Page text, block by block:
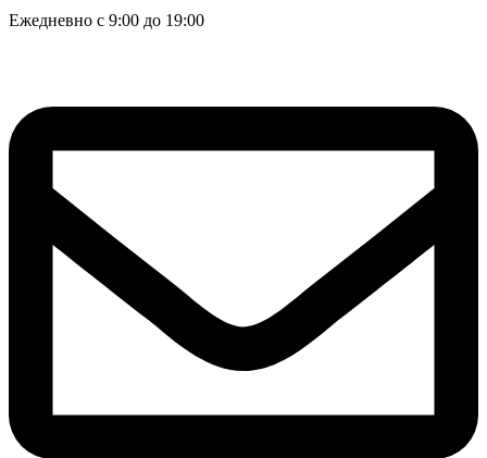
Ежедневно с 9:00 до 19:00